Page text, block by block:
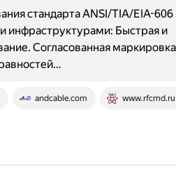
andcable.com www.rfcmd.ru
стандарта ANSI/TIA/EIA-606
инфраструктурами: Быстрая и
Согласованная